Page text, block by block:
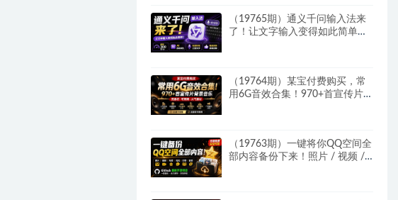
（19765期）通义千问输入法来
了！让文字输入变得如此简单，
（19764期）某宝付费购买，常
用6G音效合集！970+首宣传片
（19763期）一键将你QQ空间全
部内容备份下来！照片 / 视频 /